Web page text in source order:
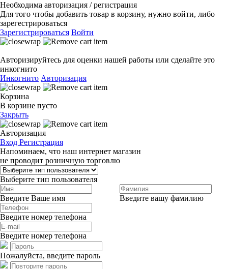
Необходима авторизация / регистрация
Для того чтобы добавить товар в корзину, нужно войти, либо
зарегестрироваться
Зарегистрироваться Войти
Авторизируйтесь для оценки нашей работы или сделайте это
инкогнито
Инкогнито Авторизация
Корзина
В корзине пусто
Закрыть
Авторизация
Вход Регистрация
Напоминаем, что наш интернет магазин
не проводит розничную торговлю
Выберите тип пользователя
Введите Ваше имя Введите вашу фамилию
Введите номер телефона
Введите номер телефона
Пожалуйста, введите пароль